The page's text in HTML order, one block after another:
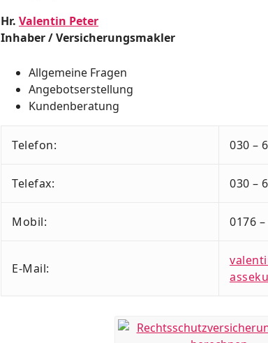
Hr. Valentin Peter
Inhaber / Versicherungsmakler
Allgemeine Fragen
Angebotserstellung
Kundenberatung
Telefon: 030 –
Telefax: 030 –
Mobil: 0176
E-Mail: